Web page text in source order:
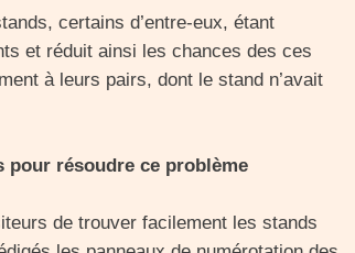
certains d’entre-eux, étant
et réduit ainsi les chances des ces
à leurs pairs, dont le stand n’avait
résoudre ce problème
de trouver facilement les stands